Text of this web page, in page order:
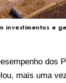
investimentos e
dos
mais uma